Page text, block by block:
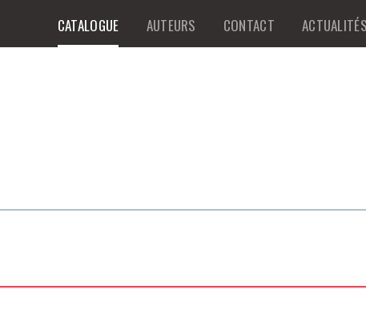
CATALOGUE AUTEURS CONTACT